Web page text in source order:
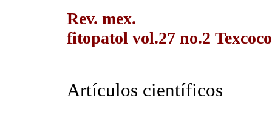
Rev. mex.
fitopatol vol.27 no.2
Artículos científicos